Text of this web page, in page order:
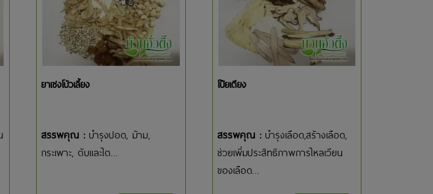
ยาเชงโป่วเลี้ยง
สรรพคุณ : บำรุงปอด, ม้าม,
กระเพาะ, ตับและไต...
โป๊ยเตียง
สรรพคุณ : บำรุงเลือด,สร้างเลือด,
ช่วยเพิ่มประสิทธิภาพการไหลเวียน
ของเลือด...